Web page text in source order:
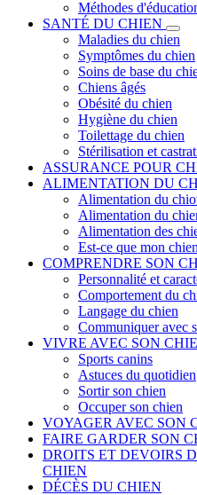
Méthodes
SANTÉ DU CHIEN
Maladies du chien
Symptômes du chien
Soins de base du
Chiens âgés
Obésité du chien
Hygiène du chien
Toilettage du chien
Stérilisation et
ASSURANCE POUR
ALIMENTATION DU
Alimentation du
Alimentation du
Alimentation des
Est-ce que mon
COMPRENDRE SON
Personnalité et
Comportement du
Langage du chien
Communiquer avec
VIVRE AVEC SON
Sports canins
Astuces du quotidien
Sortir son chien
Occuper son chien
VOYAGER AVEC SON
FAIRE GARDER SON
DROITS ET DEVOIRS
CHIEN
DÉCÈS DU CHIEN